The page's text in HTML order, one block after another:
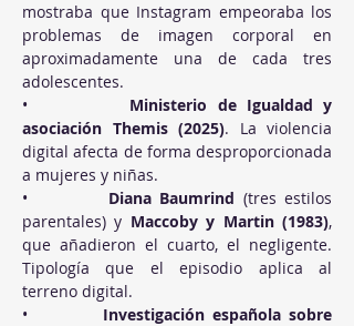
mostraba que Instagram empeoraba los
problemas de imagen corporal en
aproximadamente una de cada tres
adolescentes.
• Ministerio de Igualdad y
asociación Themis (2025). La violencia
digital afecta de forma desproporcionada
a mujeres y niñas.
• Diana Baumrind (tres estilos
parentales) y Maccoby y Martin (1983),
que añadieron el cuarto, el negligente.
Tipología que el episodio aplica al
terreno digital.
• Investigación española sobre